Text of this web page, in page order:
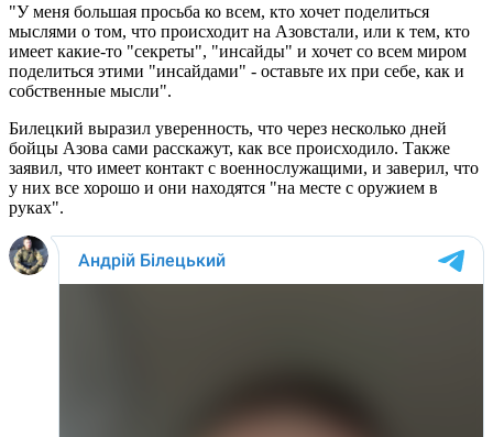
"У меня большая просьба ко всем, кто хочет поделиться
мыслями о том, что происходит на Азовстали, или к тем, кто
имеет какие-то "секреты", "инсайды" и хочет со всем миром
поделиться этими "инсайдами" - оставьте их при себе, как и
собственные мысли".
Билецкий выразил уверенность, что через несколько дней
бойцы Азова сами расскажут, как все происходило. Также
заявил, что имеет контакт с военнослужащими, и заверил, что
у них все хорошо и они находятся "на месте с оружием в
руках".